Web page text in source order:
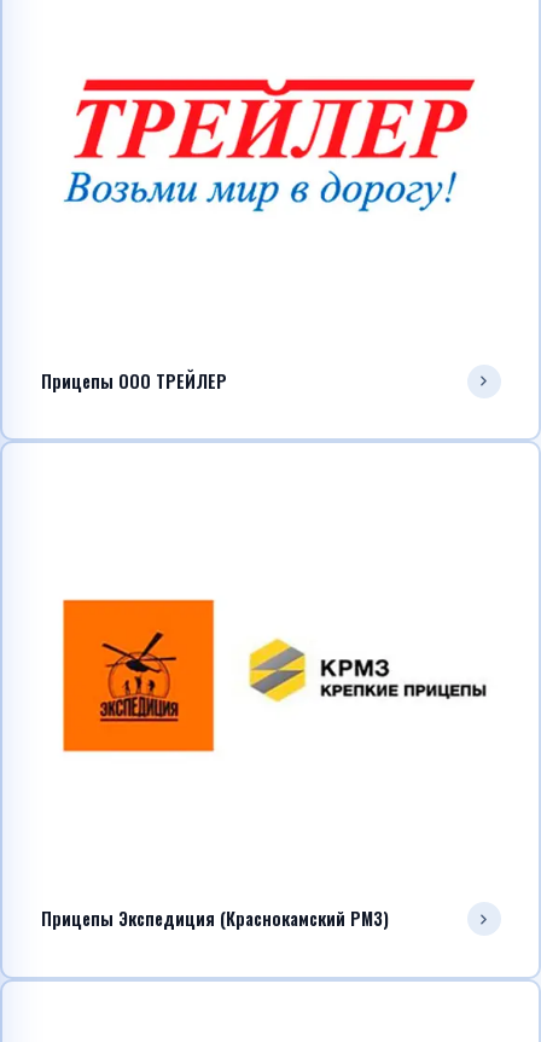
Прицепы ООО ТРЕЙЛЕР
Прицепы Экспедиция (Краснокамский РМЗ)